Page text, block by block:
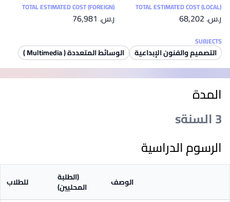
TOTAL ESTIMATED COST (LOCAL)
ر.س.‏ 68,202
TOTAL ESTIMATED COST (FOREIGN)
ر.س.‏ 76,981
SUBJECTS
التصميم والفنون الإبداعية الوسائط المتعددة ( Multimedia )
المدة
3 السنةs
الرسوم الدراسية
الوصف (الطلبة
المحليين) للطلاب